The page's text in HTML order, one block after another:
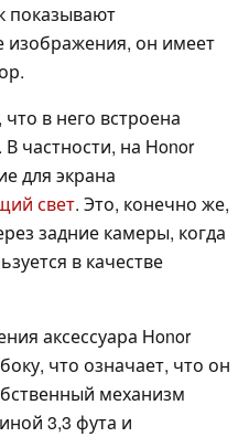
показывают
он имеет
в него встроена
частности, на Honor
для экрана
свет. Это, конечно же,
задние камеры, когда
в качестве
аксессуара Honor
что означает, что он
механизм
3,3 фута и